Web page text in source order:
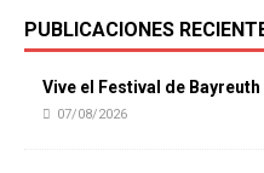
PUBLICACIONES
Vive el Festival de
07/08/2026